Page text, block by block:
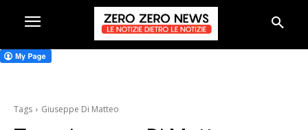
Tags Giuseppe Di Matteo